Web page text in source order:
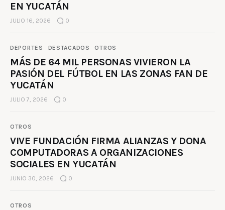
EN YUCATÁN
JULIO 16, 2026 0
DEPORTES DESTACADOS OTROS
MÁS DE 64 MIL PERSONAS VIVIERON LA
PASIÓN DEL FÚTBOL EN LAS ZONAS FAN DE
YUCATÁN
JULIO 7, 2026 0
OTROS
VIVE FUNDACIÓN FIRMA ALIANZAS Y DONA
COMPUTADORAS A ORGANIZACIONES
SOCIALES EN YUCATÁN
JUNIO 30, 2026 0
OTROS